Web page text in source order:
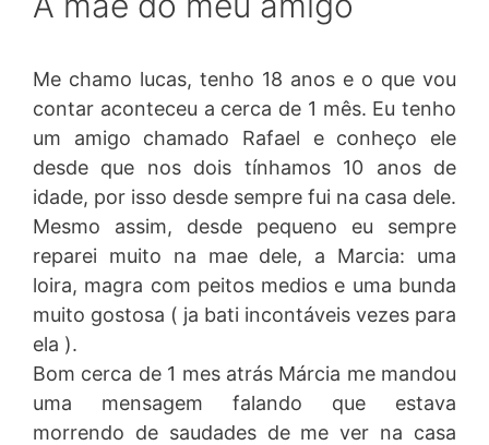
Me chamo lucas, tenho 18 anos e o que vou
contar aconteceu a cerca de 1 mês. Eu tenho
um amigo chamado Rafael e conheço ele
desde que nos dois tínhamos 10 anos de
idade, por isso desde sempre fui na casa dele.
Mesmo assim, desde pequeno eu sempre
reparei muito na mae dele, a Marcia: uma
loira, magra com peitos medios e uma bunda
muito gostosa ( ja bati incontáveis vezes para
ela ).
Bom cerca de 1 mes atrás Márcia me mandou
uma mensagem falando que estava
morrendo de saudades de me ver na casa